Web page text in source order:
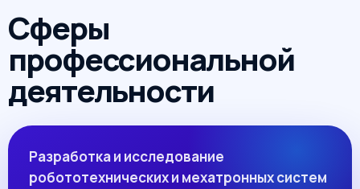
Сферы
профессиональной
деятельности
Разработка и исследование
робототехнических и мехатронных систем